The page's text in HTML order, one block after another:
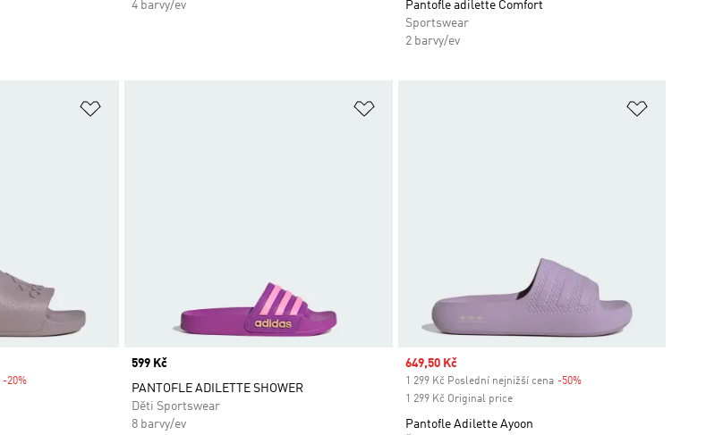
4 barvy/ev
Pantofle adilette Comfort
Sportswear
2 barvy/ev
-20%Discount
Price
599 Kč
PANTOFLE ADILETTE SHOWER
Děti Sportswear
8 barvy/ev
Sale price
649,50 Kč
1 299 Kč Poslední nejnižší cena -50%Discount
1 299 Kč Original price
Pantofle Adilette Ayoon